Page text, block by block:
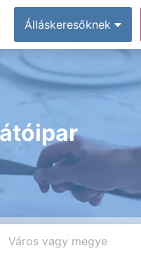
Álláskeresőknek